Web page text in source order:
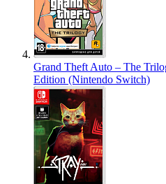
Grand Theft Auto – The
Edition (Nintendo Switch)